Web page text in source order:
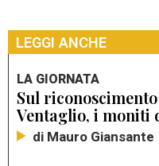
LEGGI ANCHE
LA GIORNATA
Sul
Ventaglio, i moniti
di Mauro Giansante